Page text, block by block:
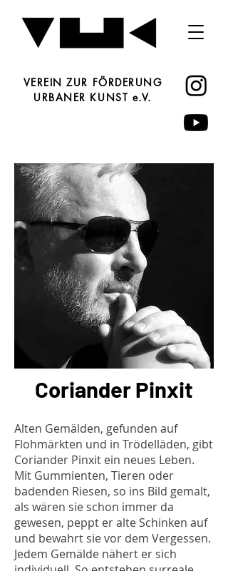
VEREIN ZUR FÖRDERUNG
URBANER KUNST e.V.
Coriander Pinxit
Alten Gemälden, gefunden auf
Flohmärkten und in Trödelläden, gibt
Coriander Pinxit ein neues Leben.
Mit Gummienten, Tieren oder
badenden Riesen, so ins Bild gemalt,
als wären sie schon immer da
gewesen, peppt er alte Schinken auf
und bewahrt sie vor dem Vergessen.
Jedem Gemälde nähert er sich